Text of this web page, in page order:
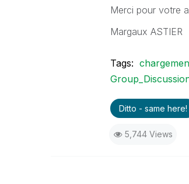
Merci pour votre
Margaux ASTIER
Tags:
Ditto - same here!
5,744 Views